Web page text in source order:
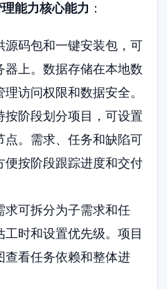
能力核心能力 ：
源码包和一键安装包，可
器上。数据存储在本地数
访问权限和数据安全。
按阶段划分项目，可设置
点。需求、任务和缺陷可
便按阶段跟踪进度和交付
求可拆分为子需求和任
时和设置优先级。项目
查看任务依赖和整体进